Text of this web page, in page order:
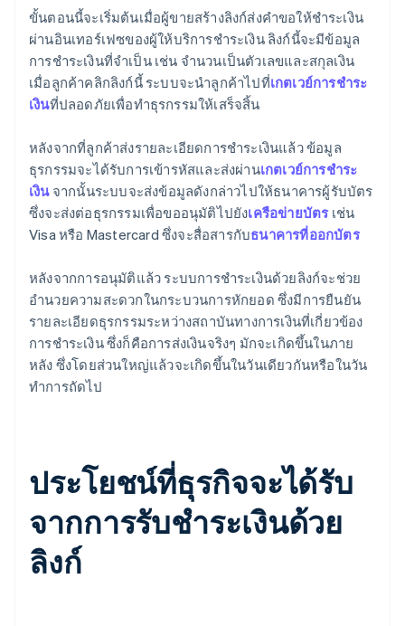
ขั้นตอนนี้จะเริ่มต้นเมื่อผู้ขายสร้างลิงก์ส่งคำขอให้ชำระเงิน
ผ่านอินเทอร์เฟซของผู้ให้บริการชำระเงิน ลิงก์นี้จะมีข้อมูล
การชำระเงินที่จำเป็น เช่น จำนวนเป็นตัวเลขและสกุลเงิน
เมื่อลูกค้าคลิกลิงก์นี้ ระบบจะนำลูกค้าไปที่เกตเวย์การชำระ
เงินที่ปลอดภัยเพื่อทำธุรกรรมให้เสร็จสิ้น
หลังจากที่ลูกค้าส่งรายละเอียดการชำระเงินแล้ว ข้อมูล
ธุรกรรมจะได้รับการเข้ารหัสและส่งผ่านเกตเวย์การชำระ
เงินจากนั้นระบบจะส่งข้อมูลดังกล่าวไปให้ธนาคารผู้รับบัตร
ซึ่งจะส่งต่อธุรกรรมเพื่อขออนุมัติไปยังเครือข่ายบัตรเช่น
Visa หรือ Mastercard ซึ่งจะสื่อสารกับธนาคารที่ออกบัตร
หลังจากการอนุมัติแล้ว ระบบการชำระเงินด้วยลิงก์จะช่วย
อำนวยความสะดวกในกระบวนการหักยอด ซึ่งมีการยืนยัน
รายละเอียดธุรกรรมระหว่างสถาบันทางการเงินที่เกี่ยวข้อง
การชำระเงิน ซึ่งก็คือการส่งเงินจริงๆ มักจะเกิดขึ้นในภาย
หลัง ซึ่งโดยส่วนใหญ่แล้วจะเกิดขึ้นในวันเดียวกันหรือในวัน
ทำการถัดไป
ประโยชน์ที่ธุรกิจจะได้รับ
จากการรับชำระเงินด้วย
ลิงก์